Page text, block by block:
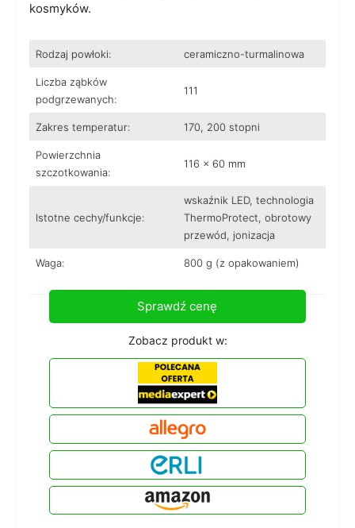
kosmyków.
Rodzaj powłoki: ceramiczno-turmalinowa
Liczba ząbków
podgrzewanych:
111
Zakres temperatur: 170, 200 stopni
Powierzchnia
szczotkowania:
116 x 60 mm
Istotne cechy/funkcje:
wskaźnik LED, technologia
ThermoProtect, obrotowy
przewód, jonizacja
Waga: 800 g (z opakowaniem)
Sprawdź cenę
Zobacz produkt w: